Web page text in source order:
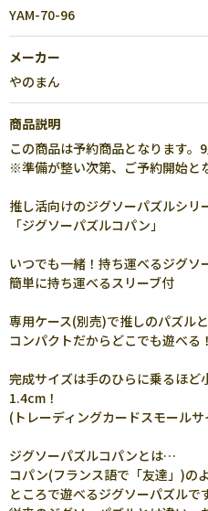
YAM-70-96
メーカー
やのまん
商品説明
この商品は予約商品となります。
※準備が整い次第、ご予約開始と
推し活向けのジグソーパズルシリ
「ジグソーパズルコパン」
いつでも一緒！持ち運べるジグソ
簡単に持ち運べるスリーブ付
専用ケース(別売)で推しのパズル
コンパクトだからどこでも遊べる！
完成サイズは手のひらに乗るほど
1.4cm！
(トレーディングカードスモール
ジグソーパズルコパンとは…
コパン(フランス語で「友達」)の
ところで遊べるジグソーパズルで